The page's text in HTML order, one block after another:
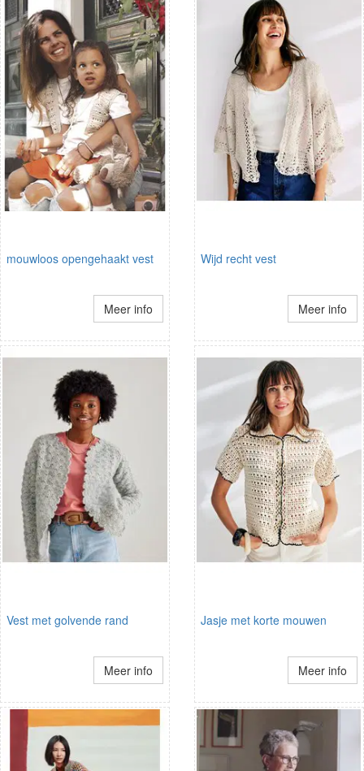
mouwloos opengehaakt vest
Meer info
Wijd recht vest
Meer info
Vest met golvende rand
Meer info
Jasje met korte mouwen
Meer info